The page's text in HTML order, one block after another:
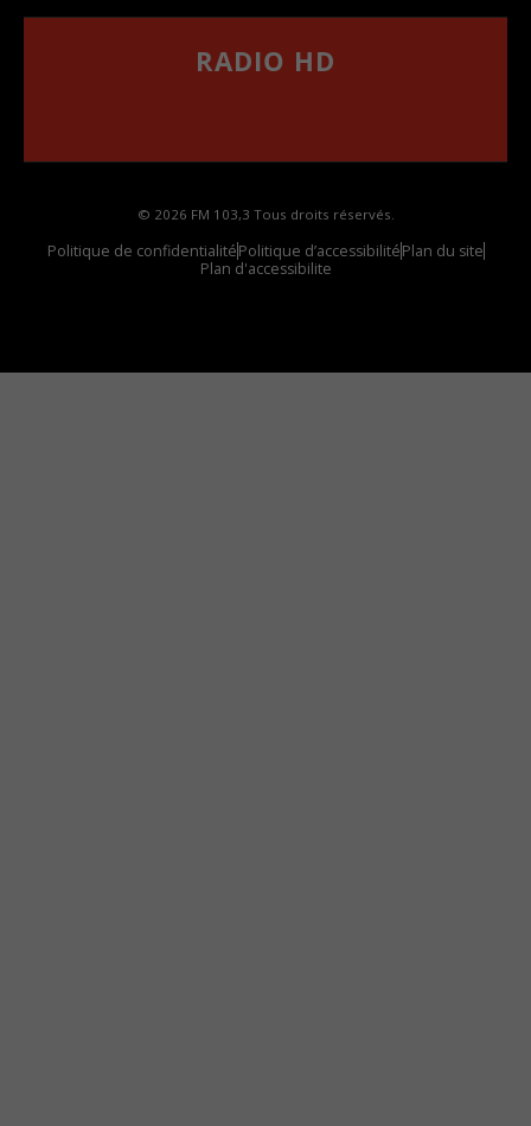
RADIO HD
© 2026 FM 103,3 Tous droits réservés.
Politique de confidentialitéPolitique d’accessibilitéPlan du site
Plan d'accessibilite